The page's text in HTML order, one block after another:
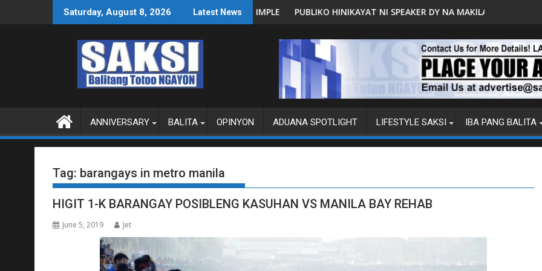
Saturday, August 8, 2026 Latest News
PILIPINAS SA WPS O MAGBITIW
HUMIRIT SA KONGRESO NA SUSPENDIHIN IMPLEMENTASYON NG RPVARAPUBLIKO HINIKAYAT NI SPEAKER DY NA MAKILAHOK SA PAGBUO NG MGA BATAS
MALACAÑANG
ANNIVERSARY BALITA OPINYON ADUANA SPOTLIGHT LIFESTYLE SAKSI IBA PANG BALITA
Tag: barangays in metro manila
HIGIT 1-K BARANGAY POSIBLENG KASUHAN VS MANILA BAY REHAB
June 5, 2019 Jet